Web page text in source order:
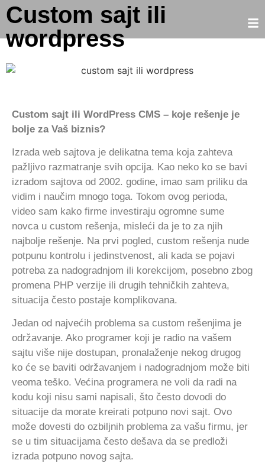
Custom sajt ili
wordpress
Custom sajt ili WordPress CMS – koje rešenje je
bolje za Vaš biznis?
Izrada web sajtova je delikatna tema koja zahteva
pažljivo razmatranje svih opcija. Kao neko ko se bavi
izradom sajtova od 2002. godine, imao sam priliku da
vidim i naučim mnogo toga. Tokom ovog perioda,
video sam kako firme investiraju ogromne sume
novca u custom rešenja, misleći da je to za njih
najbolje rešenje. Na prvi pogled, custom rešenja nude
potpunu kontrolu i jedinstvenost, ali kada se pojavi
potreba za nadogradnjom ili korekcijom, posebno zbog
promena PHP verzije ili drugih tehničkih zahteva,
situacija često postaje komplikovana.
Jedan od najvećih problema sa custom rešenjima je
održavanje. Ako programer koji je radio na vašem
sajtu više nije dostupan, pronalaženje nekog drugog
ko će se baviti održavanjem i nadogradnjom može biti
veoma teško. Većina programera ne voli da radi na
kodu koji nisu sami napisali, što često dovodi do
situacije da morate kreirati potpuno novi sajt. Ovo
može dovesti do ozbiljnih problema za vašu firmu, jer
se u tim situacijama često dešava da se predloži
izrada potpuno novog sajta.